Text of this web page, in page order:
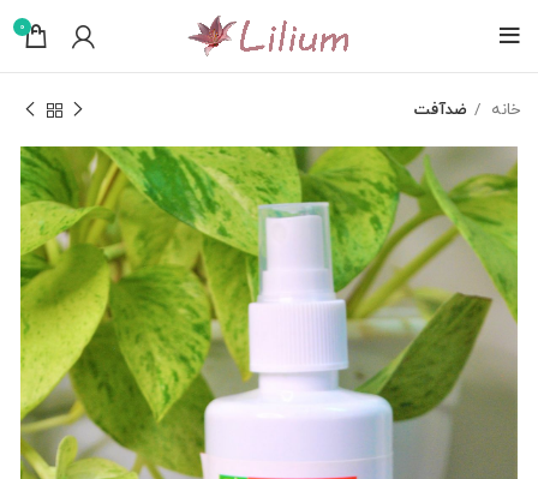
0
خانه ضدآفت